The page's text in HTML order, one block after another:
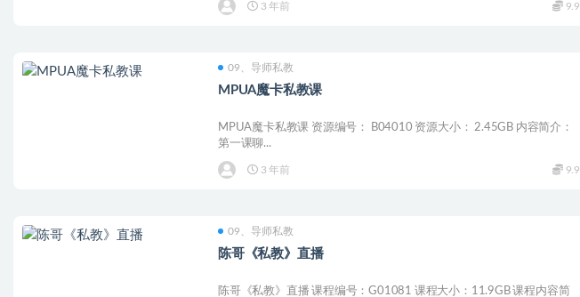
3 年前 9.9
09、导师私教
MPUA魔卡私教课
MPUA魔卡私教课 资源编号： B04010 资源大小： 2.45GB 内容简介：
第一课聊...
3 年前 9.9
09、导师私教
陈哥《私教》直播
陈哥《私教》直播 课程编号：G01081 课程大小：11.9GB 课程内容简